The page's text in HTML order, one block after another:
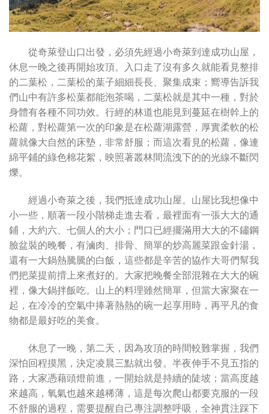
從奇萊登山口出發，必須先經過小奇萊到達成功山屋，
休息一晚之後再開始攻頂。入口走了沒有多久就能看見整排
的二葉松，二葉松的葉子細細長長、聚集成束；嚮導告訴我
們山中有許多松葉都能泡茶喝，二葉松就是其中一種，對於
身體有各種不同功效。行經的林道也能見到蔓延在樹幹上的
松蘿，對松蘿第一次的印象是在松蘿湖露營，厚實柔軟的松
蘿就像大自然的床墊，非常舒服；而這次看見的松蘿，像連
綿平鋪的綠色棉花絮，映照著叢林間流洩下的的光線不斷閃
爍。
經過小奇萊之後，我們抵達成功山屋。山屋比我想像中
小一些，順著一段小階梯走進去看，最裡面有一張大大的通
鋪，大約六、七個人的大小；門口已經擺滿用大大的不鏽鋼
臉盆裝的晚餐，有滷肉、排骨、簡單的炒高麗菜跟金針湯，
還有一大鍋熱騰騰的白飯，這些都是辛苦的協作大哥們幫我
們把菜提前揹上來煮好的。大家把晚餐全部混雜在大大的碗
裡，像大鍋拌飯吃。山上的料理雖然簡單，但當大家聚在一
起，在冷冷的空氣中捧著熱熱的碗一起享用時，再平凡的食
物都是最好吃的美食。
休息了一晚，第二天，因為攻頂的時間較難掌握，我們
深怕回程摸黑，決定凌晨三點就出發。半夜伸手不見五指的
路，大家憑藉頭燈前進，一開始就是持續的陡坡；當高度越
來越高，氧氣也越來越稀薄，這是每次爬山都要克服的一段
不舒服的過程，需要提醒自己專注調整呼吸，全神貫注踩下